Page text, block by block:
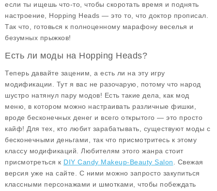
если ты ищешь что-то, чтобы скоротать время и поднять
настроение, Hopping Heads — это то, что доктор прописал.
Так что, готовься к полноценному марафону веселья и
безумных прыжков!
Есть ли моды на Hopping Heads?
Теперь давайте заценим, а есть ли на эту игру
модификации. Тут я вас не разочарую, потому что народ
шустро натянул пару модов! Есть такие дела, как мод
меню , в котором можно настраивать различные фишки,
вроде бесконечных денег и всего открытого — это просто
кайф! Для тех, кто любит зарабатывать, существуют моды с
бесконечными деньгами , так что присмотритесь к этому
классу модификаций. Любителям этого жанра стоит
присмотреться к DIY Candy Makeup-Beauty Salon . Свежая
версия уже на сайте. С ними можно запросто закупиться
классными персонажами и шмотками, чтобы побеждать